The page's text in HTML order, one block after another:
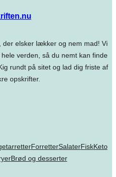
der elsker lækker og nem mad! Vi
verden, så du nemt kan finde
rundt på sitet og lad dig friste af
opskrifter.
ForretterSalaterFiskKeto
Brød og desserter